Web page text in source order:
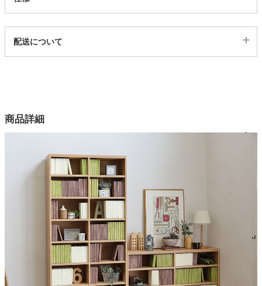
ガーデン
196591
3色
プリント紙化粧繊維板
天板耐荷重
移動棚耐荷重
梱包サイズ
約90.4x16.4x32.4/183.4x7.5x33(cm)
配送について
商品詳細